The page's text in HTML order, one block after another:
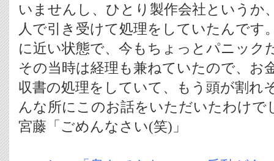
いませんし、ひとり製作会社というか
人で引き受けて処理をしていたんです
に近い状態で、今もちょっとパニック
その当時は経理も兼ねていたので、お
収書の処理をしていて、もう頭が割れ
んな所にこのお話をいただいたわけで
宮藤「ごめんなさい(笑)」